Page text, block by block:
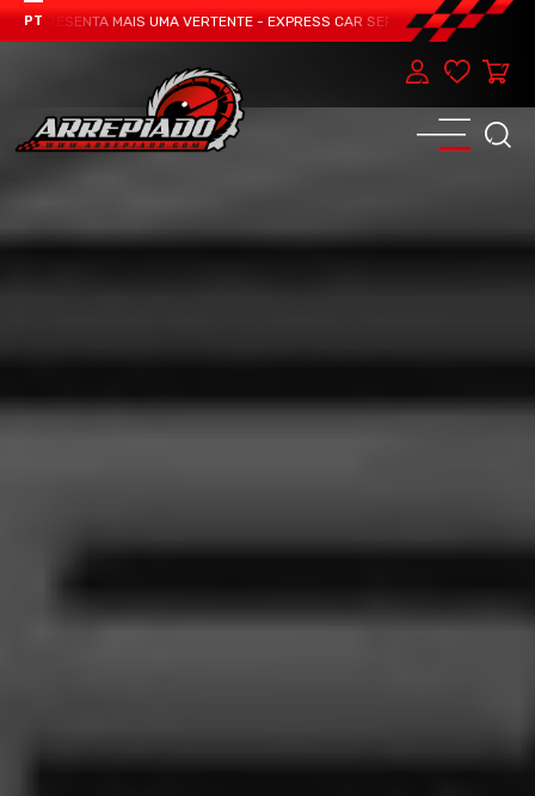
PT MAIS UMA VERTENTE - EXPRESS CAR SERVICE, MANUTENÇÃO DO